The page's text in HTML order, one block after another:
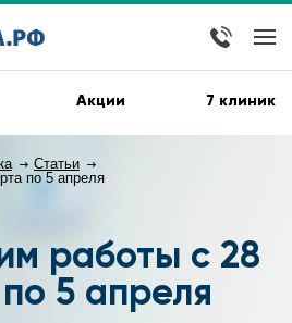
Акции 7 клиник
Статьи
по 5 апреля
работы с 28
5 апреля